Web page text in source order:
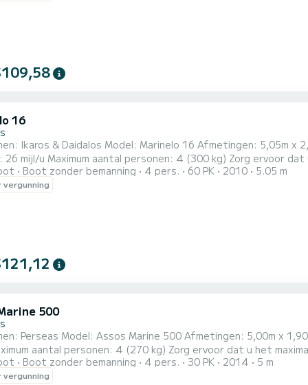
16
Ikaros & Daidalos Model: Marinelo 16 Afmetingen: 5,05m x
aantal personen: 4 (300 kg) Zorg ervoor dat u het maximale aantal passagiers en het maximale gewicht
Faciliteiten: volledig uitgerust instrumentenpaneel, stuurwiel, automatische lenspomp,
bekleding, reservemotor 5 pk, muzieksysteem, koelbox,
Boot zonder bemanning 4 pers. 60 PK 2010 5.05 m
vergunning
500
5,00m x 1,90m Motor: Tohatsu TLDI, 30/50 HP Maximale snelheid: 25
4 (270 kg) Zorg ervoor dat u het maximale aantal passagiers en het maximale gewicht niet
Faciliteiten: stuurwiel, automatische lenspomp, gevoerde bekleding, reservemotor 5 pk,
kussens, bekerhouders, ladder, luifel, GPS-veiligheidssysteem. Met deze boot kunt u heel
Boot zonder bemanning 4 pers. 30 PK 2014 5 m
vergunning